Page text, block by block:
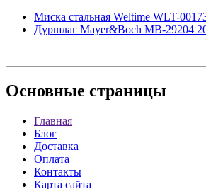
Миска стальная Weltime WLT-
Дуршлаг Mayer&Boch MB-29204
Основные страницы
Главная
Блог
Доставка
Оплата
Контакты
Карта сайта